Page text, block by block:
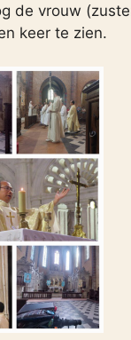
de vrouw
keer te zien.